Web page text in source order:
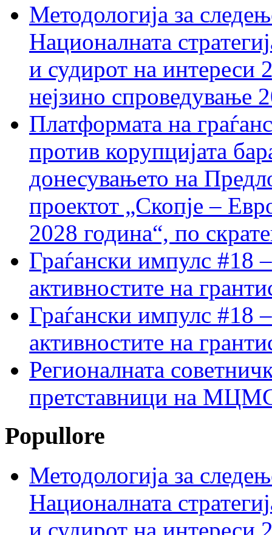
Методологија за
Националната
и судирот на интереси
нејзино спроведување
Платформата на
против корупцијата
донесувањето на
проектот „Скопје –
2028 година“, по
Граѓански импулс #18
активностите на
Граѓански импулс #18
активностите на
Регионалната
претставници на МЦМС
Popullore
Методологија за
Националната